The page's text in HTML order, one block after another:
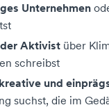
Unternehmen
Aktivist über
schreibst
kreative und
suchst, die im